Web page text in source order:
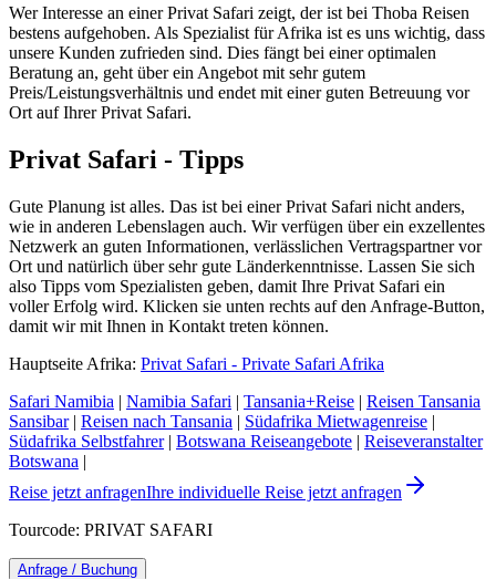
Wer Interesse an einer Privat Safari zeigt, der ist bei Thoba Reisen
bestens aufgehoben. Als Spezialist für Afrika ist es uns wichtig, dass
unsere Kunden zufrieden sind. Dies fängt bei einer optimalen
Beratung an, geht über ein Angebot mit sehr gutem
Preis/Leistungsverhältnis und endet mit einer guten Betreuung vor
Ort auf Ihrer Privat Safari.
Privat Safari - Tipps
Gute Planung ist alles. Das ist bei einer Privat Safari nicht anders,
wie in anderen Lebenslagen auch. Wir verfügen über ein exzellentes
Netzwerk an guten Informationen, verlässlichen Vertragspartner vor
Ort und natürlich über sehr gute Länderkenntnisse. Lassen Sie sich
also Tipps vom Spezialisten geben, damit Ihre Privat Safari ein
voller Erfolg wird. Klicken sie unten rechts auf den Anfrage-Button,
damit wir mit Ihnen in Kontakt treten können.
Hauptseite Afrika: Privat Safari - Private Safari Afrika
Safari Namibia | Namibia Safari | Tansania+Reise | Reisen Tansania
Sansibar| Reisen nach Tansania | Südafrika Mietwagenreise |
Südafrika Selbstfahrer| Botswana Reiseangebote | Reiseveranstalter
Botswana |
Reise jetzt anfragenIhre individuelle Reise jetzt anfragen
Tourcode: PRIVAT SAFARI
Anfrage / Buchung